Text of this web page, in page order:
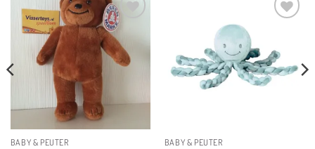
Toevoegen
aan
verlanglijst
BABY & PEUTER
verlanglijst
BABY & PEUTER